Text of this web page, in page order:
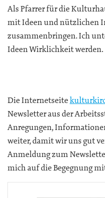
Als Pfarrer für die
mit Ideen und nützlichen
zusammenbringen. Ich
Ideen Wirklichkeit werden.
Die Internetseite
Newsletter aus der
Anregungen,
weiter, damit wir uns gut
Anmeldung zum
mich auf die Begegnung